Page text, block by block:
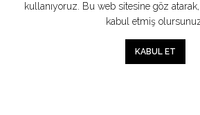
kullanıyoruz. Bu web sitesine göz atarak,
kabul etmiş
KABUL ET
Sepet